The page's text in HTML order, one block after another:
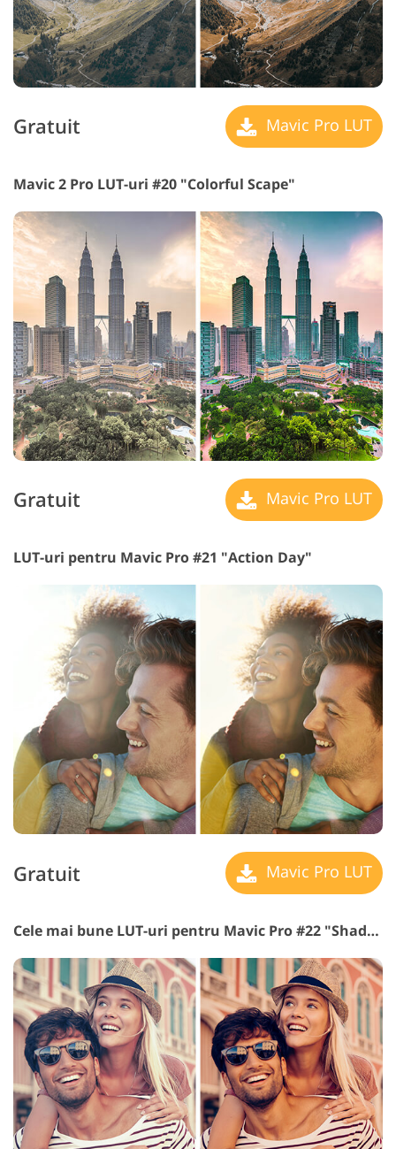
Gratuit Mavic Pro LUT
Mavic 2 Pro LUT-uri #20 "Colorful Scape"
Gratuit Mavic Pro LUT
LUT-uri pentru Mavic Pro #21 "Action Day"
Gratuit Mavic Pro LUT
Cele mai bune LUT-uri pentru Mavic Pro #22 "Shadow Tone"